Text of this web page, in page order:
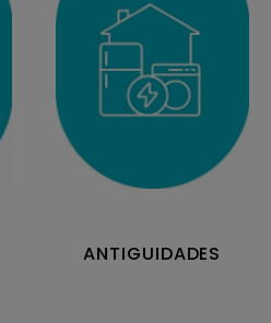
ANTIGUIDADES